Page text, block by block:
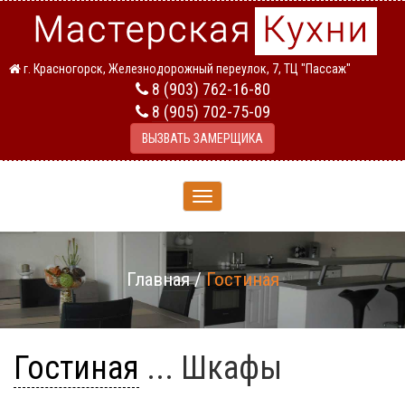
г. Красногорск, Железнодорожный переулок, 7, ТЦ "Пассаж"
8 (903) 762-16-80
8 (905) 702-75-09
ВЫЗВАТЬ ЗАМЕРЩИКА
Toggle
navigation
Главная/Гостиная
Гостиная ... Шкафы